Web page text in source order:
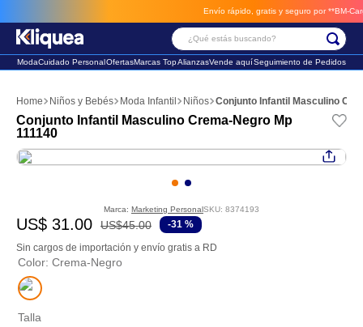
Envío rápido, gratis y seguro por **BM-Cargo**
¿Qué estás buscando?
ModaCuidado PersonalOfertasMarcas TopAlianzasVende aquíSeguimiento de Pedidos
Niños y Bebés Moda Infantil Niños Conjunto Infantil Masculino
Conjunto Infantil Masculino Crema-Negro Mp
111140
Marca: Marketing PersonalSKU: 8374193
US$ 31.00 US$45.00 -31 %
Sin cargos de importación y envío gratis a RD
Color: Crema-Negro
Talla
2. sandalia
3. futbol